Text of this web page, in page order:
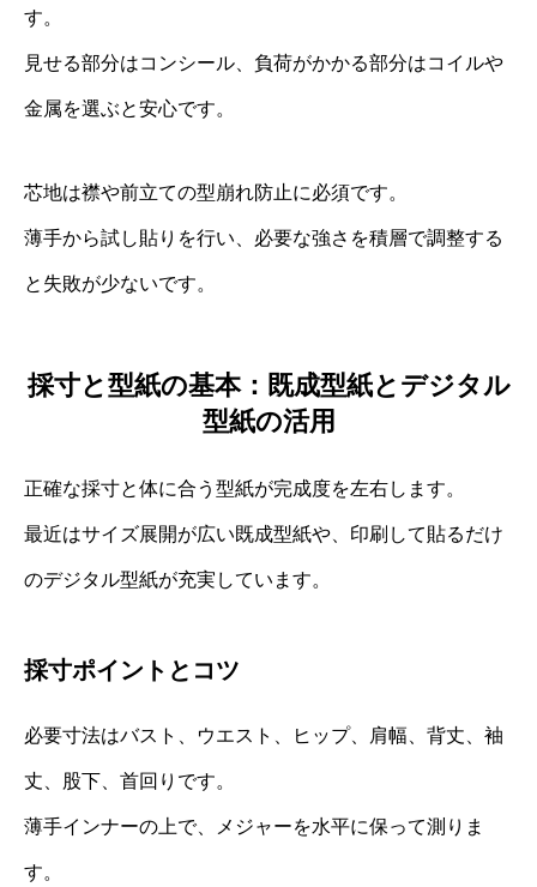
す。
見せる部分はコンシール、負荷がかかる部分はコイルや
金属を選ぶと安心です。
芯地は襟や前立ての型崩れ防止に必須です。
薄手から試し貼りを行い、必要な強さを積層で調整する
と失敗が少ないです。
採寸と型紙の基本：既成型紙とデジタル
型紙の活用
正確な採寸と体に合う型紙が完成度を左右します。
最近はサイズ展開が広い既成型紙や、印刷して貼るだけ
のデジタル型紙が充実しています。
採寸ポイントとコツ
必要寸法はバスト、ウエスト、ヒップ、肩幅、背丈、袖
丈、股下、首回りです。
薄手インナーの上で、メジャーを水平に保って測りま
す。